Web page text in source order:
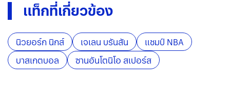
แท็กที่เกี่ยวข้อง
นิวยอร์ก นิกส์ เจเลน บรันสัน
แชมป์ NBA
บาสเกตบอล
ซานอันโตนิโอ สเปอร์ส